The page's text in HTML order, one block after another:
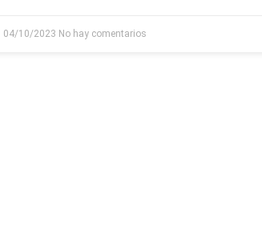
04/10/2023 No hay comentarios